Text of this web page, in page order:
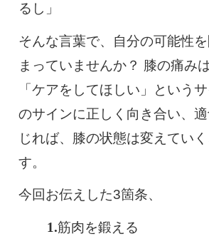
るし」
そんな言葉で、自分の可能性
まっていませんか？ 膝の痛み
「ケアをしてほしい」という
のサインに正しく向き合い、
じれば、膝の状態は変えてい
す。
今回お伝えした3箇条、
筋肉を鍛える